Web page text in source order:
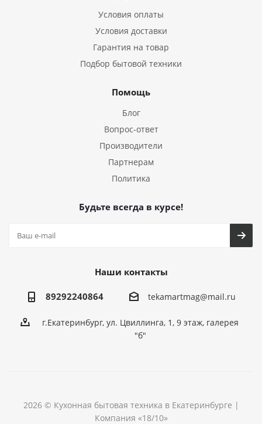
Условия оплаты
Условия доставки
Гарантия на товар
Подбор бытовой техники
Помощь
Блог
Вопрос-ответ
Производители
Партнерам
Политика
Будьте всегда в курсе!
Наши контакты
89292240864 tekamartmag@mail.ru
г.Екатеринбург, ул. Цвиллинга, 1, 9 этаж, галерея
"б"
2026 © Кухонная бытовая техника в Екатеринбурге |
Компания «18/10»